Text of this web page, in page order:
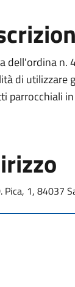
dell'ordina n.
di utilizzare
parrocchiali
Pica, 1, 84037